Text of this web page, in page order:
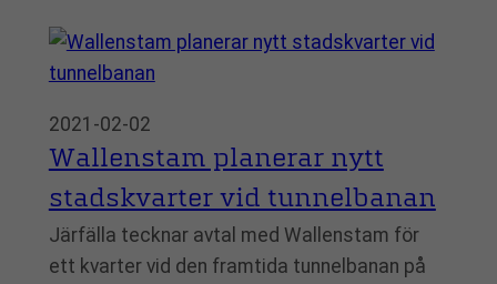
2021-02-02
Wallenstam planerar nytt
stadskvarter vid tunnelbanan
Järfälla tecknar avtal med Wallenstam för
ett kvarter vid den framtida tunnelbanan på